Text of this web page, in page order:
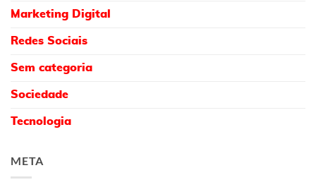
Marketing Digital
Redes Sociais
Sem categoria
Sociedade
Tecnologia
META